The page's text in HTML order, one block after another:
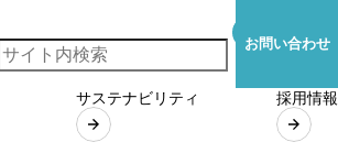
お問い合わせ
サステナビリティ 採用情報